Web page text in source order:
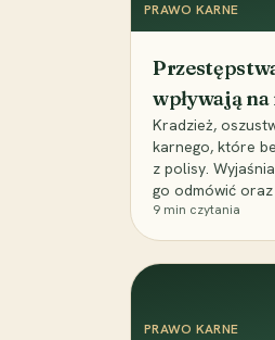
PRAWO KARNE
wpływają
Kradzież,
karnego, które
z polisy.
go odmówić
9 min czytania
PRAWO KARNE